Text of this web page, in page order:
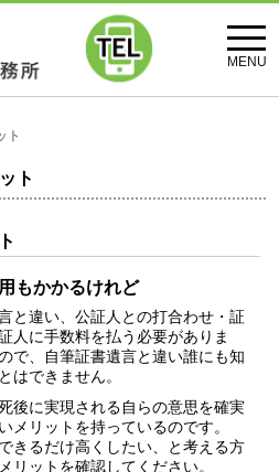
MENU
ト
ト
もかかるけれど
と違い、公証人との打合わせ・証
人に手数料を払う必要がありま
で、自筆証書遺言と違い誰にも知
はできません。
後に実現される自らの意思を確実
メリットを持っているのです。
きるだけ高くしたい、と考える方
リットを確認してください。